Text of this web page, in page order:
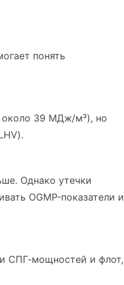
понять
около 39 МДж/м³), но
Однако утечки
OGMP-показатели и
СПГ-мощностей и флот,